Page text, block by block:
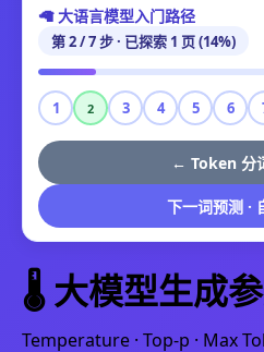
🦙 大语言模型入门路径
第 2 / 7 步 · 已探索 1 页 (14%)
1 2 3 4 5 6
← Token 分
下一词预测 ·
🌡️ 大模型生成
Temperature · Top-p · Max